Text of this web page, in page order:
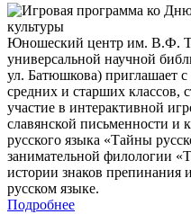
Юношеский центр им. В.Ф.
универсальной научной
ул. Батюшкова) приглашает
средних и старших классов,
участие в интерактивной
славянской письменности и
русского языка «Тайны
занимательной филологии
истории знаков
русском языке.
Подробнее